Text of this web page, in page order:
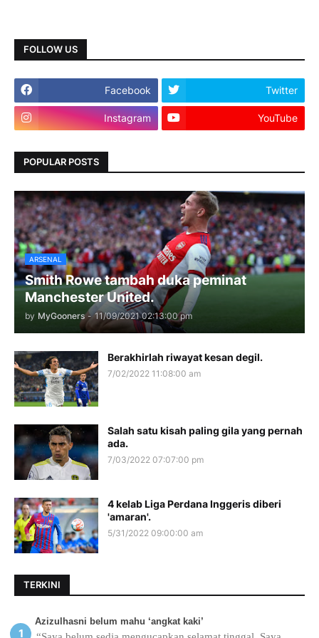
FOLLOW US
Facebook Twitter
Instagram YouTube
POPULAR POSTS
ARSENAL
Smith Rowe tambah duka peminat
Manchester United.
by MyGooners - 11/09/2021 02:13:00 pm
Berakhirlah riwayat kesan degil.
7/02/2022 11:08:00 am
Salah satu kisah paling gila yang pernah
ada.
7/03/2022 07:07:00 pm
4 kelab Liga Perdana Inggeris diberi
'amaran'.
5/31/2022 09:00:00 am
TERKINI
Azizulhasni belum mahu ‘angkat kaki’